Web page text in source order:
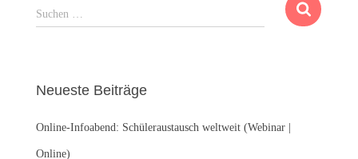
S
u
n
a
c
Suchen …
Neueste Beiträge
Online-Infoabend: Schüleraustausch weltweit (Webinar |
Online)